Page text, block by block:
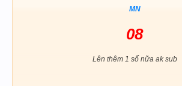
MN
08
Lên thêm 1 số nữa ak sub